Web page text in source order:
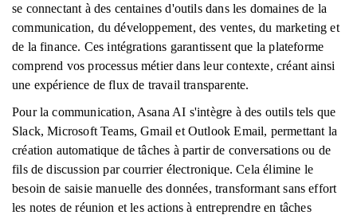
se connectant à des centaines d'outils dans les domaines de la
communication, du développement, des ventes, du marketing et
de la finance. Ces intégrations garantissent que la plateforme
comprend vos processus métier dans leur contexte, créant ainsi
une expérience de flux de travail transparente.
Pour la communication, Asana AI s'intègre à des outils tels que
Slack, Microsoft Teams, Gmail et Outlook Email, permettant la
création automatique de tâches à partir de conversations ou de
fils de discussion par courrier électronique. Cela élimine le
besoin de saisie manuelle des données, transformant sans effort
les notes de réunion et les actions à entreprendre en tâches